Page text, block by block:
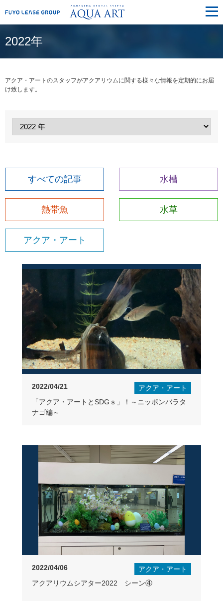
メ
ニ
ュ
2022年
アクア・アートのスタッフがアクアリウムに関する様々な情報を定期的にお届
け致します。
すべての記事 水槽
熱帯魚 水草
アクア・アート
2022/04/21
アクア・アート
「アクア・アートとSDGｓ」！～ニッポンバラタ
ナゴ編～
2022/04/06
アクア・アート
アクアリウムシアター2022 シーン④